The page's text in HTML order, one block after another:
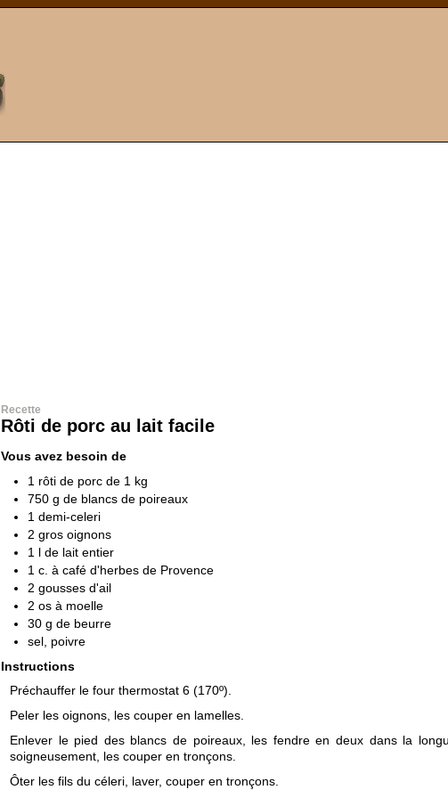
Recette
Rôti de porc au lait facile
Vous avez besoin de
1 rôti de porc de 1 kg
750 g de blancs de poireaux
1 demi-celeri
2 gros oignons
1 l de lait entier
1 c. à café d'herbes de Provence
2 gousses d'ail
2 os à moelle
30 g de beurre
sel, poivre
Instructions
Préchauffer le four thermostat 6 (170º).
Peler les oignons, les couper en lamelles.
Enlever le pied des blancs de poireaux, les fendre en deux dans la
soigneusement, les couper en tronçons.
Ôter les fils du céleri, laver, couper en tronçons.